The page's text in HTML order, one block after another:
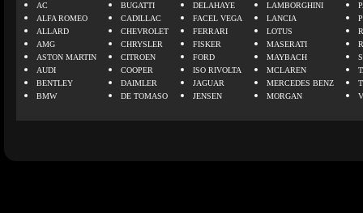
AC
ALFA ROMEO
ALLARD
AMG
ASTON MARTIN
AUDI
BENTLEY
BMW
BUGATTI
CADILLAC
CHEVROLET
CHRYSLER
CITROEN
COOPER
DAIMLER
DE TOMASO
DELAHAYE
FACEL VEGA
FERRARI
FISKER
FORD
ISO RIVOLTA
JAGUAR
JENSEN
LAMBORGHINI
LANCIA
LOTUS
MASERATI
MAYBACH
MCLAREN
MERCEDES BENZ
MORGAN